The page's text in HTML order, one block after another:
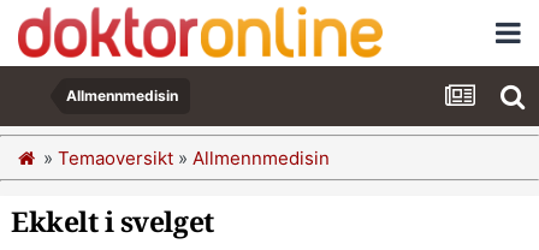
Allmennmedisin
» Temaoversikt » Allmennmedisin
Ekkelt i svelget